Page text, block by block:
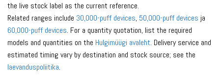
the live stock label as the current reference.
Related ranges include 30,000-puff devices, 50,000-puff devices ja
60,000-puff devices. For a quantity quotation, list the required
models and quantities on the Hulgimüügi avaleht. Delivery service and
estimated timing vary by destination and stock source; see the
laevanduspoliitika.